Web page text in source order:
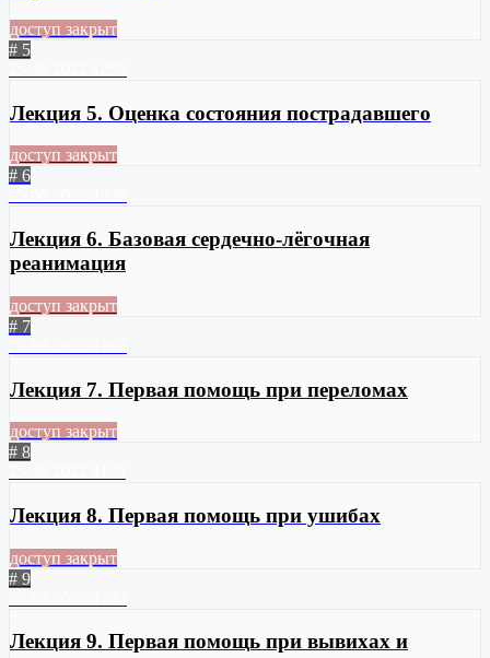
доступ закрыт
# 5
Лекция 5. Оценка состояния пострадавшего
доступ закрыт
# 6
Лекция 6. Базовая сердечно-лёгочная
реанимация
доступ закрыт
# 7
Лекция 7. Первая помощь при переломах
доступ закрыт
# 8
Лекция 8. Первая помощь при ушибах
доступ закрыт
# 9
Лекция 9. Первая помощь при вывихах и